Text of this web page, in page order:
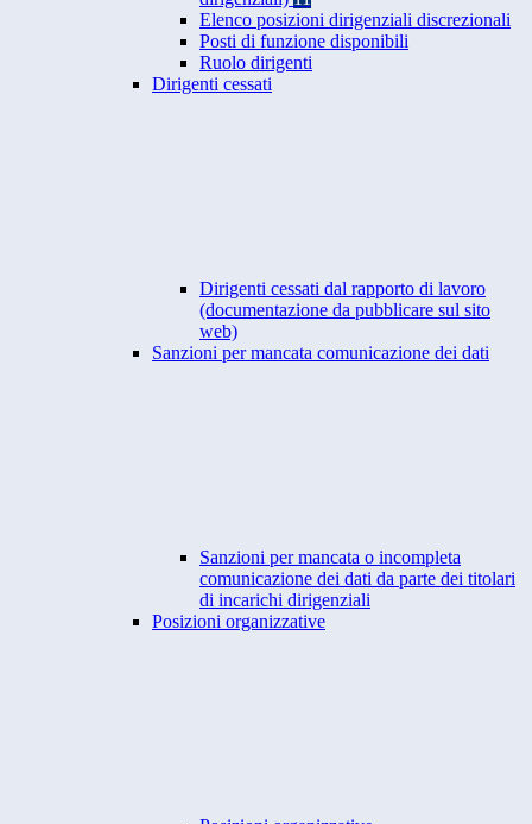
Elenco posizioni dirigenziali discrezionali
Posti di funzione disponibili
Ruolo dirigenti
Dirigenti cessati
Dirigenti cessati dal rapporto di lavoro
(documentazione da pubblicare sul sito
web)
Sanzioni per mancata comunicazione dei dati
Sanzioni per mancata o incompleta
comunicazione dei dati da parte dei titolari
di incarichi dirigenziali
Posizioni organizzative